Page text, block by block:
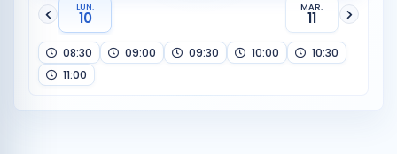
LUN.
10
MAR.
11
08:30 09:00 09:30 10:00
10:30
11:00